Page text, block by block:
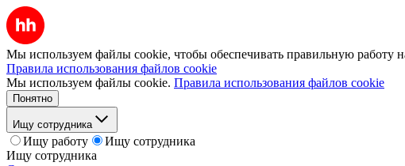
Мы используем файлы cookie, чтобы обеспечивать правильную работу
Правила использования файлов cookie
Мы используем файлы cookie. Правила использования файлов cookie
Понятно
Ищу сотрудника
Ищу работу
Ищу сотрудника
Ищу сотрудника